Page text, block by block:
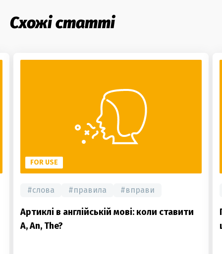
Схожі статті
FOR USE
#слова #правила #вправи
Артиклі в англійській мові: коли ставити
A, An, The?